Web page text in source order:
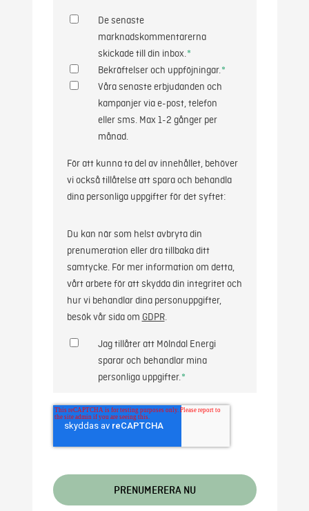
De senaste
marknadskommentarerna
skickade till din inbox.*
Bekräftelser och uppföjningar.*
Våra senaste erbjudanden och
kampanjer via e-post, telefon
eller sms. Max 1-2 gånger per
månad.
För att kunna ta del av innehållet, behöver
vi också tillåtelse att spara och behandla
dina personliga uppgifter för det syftet:
Jag tillåter att Mölndal Energi
sparar och behandlar mina
personliga uppgifter.*
Du kan när som helst avbryta din
prenumeration eller dra tillbaka ditt
samtycke. För mer information om detta,
vårt arbete för att skydda din integritet och
hur vi behandlar dina personuppgifter,
besök vår sida om GDPR.